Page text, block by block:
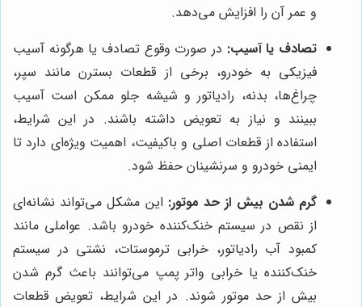
و عمر آن را افزایش می‌دهد.
تصادف یا آسیب: در صورت وقوع تصادف یا هرگونه آسیب
فیزیکی به خودرو، برخی از قطعات بسترن مانند سپر،
چراغ‌ها، بدنه، رادیاتور و شیشه جلو ممکن است آسیب
ببینند و نیاز به تعویض داشته باشند. در این شرایط،
استفاده از قطعات اصلی و باکیفیت، اهمیت ویژه‌ای دارد تا
ایمنی خودرو و سرنشینان حفظ شود.
گرم شدن بیش از حد موتور: این مشکل می‌تواند نشانه‌ای
از نقص در سیستم خنک‌کننده خودرو باشد. عواملی مانند
کمبود آب رادیاتور، خرابی ترموستات، نشتی در سیستم
خنک‌کننده یا خرابی واتر پمپ می‌توانند باعث گرم شدن
بیش از حد موتور شوند. در این شرایط، تعویض قطعات